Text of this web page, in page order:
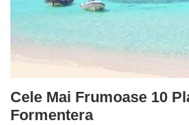
Cele Mai Frumoase 10
Formentera